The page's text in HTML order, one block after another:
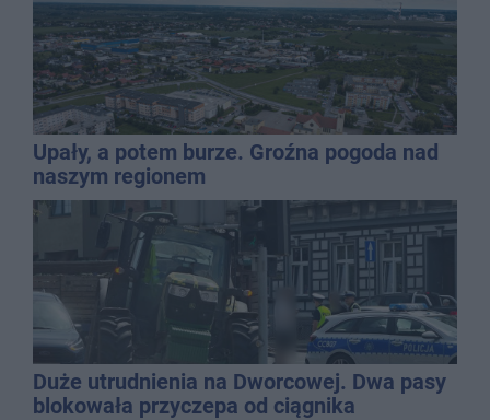
Upały, a potem burze. Groźna pogoda nad
naszym regionem
Duże utrudnienia na Dworcowej. Dwa pasy
blokowała przyczepa od ciągnika